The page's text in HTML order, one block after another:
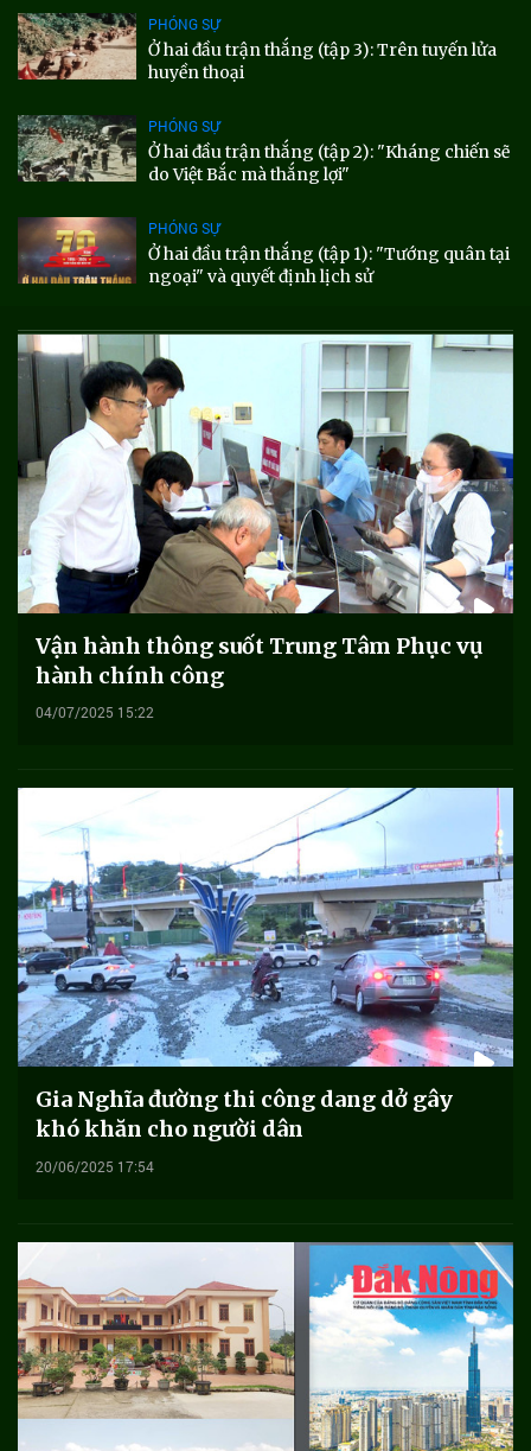
PHÓNG SỰ
Ở hai đầu trận thắng (tập 3): Trên tuyến lửa
huyền thoại
PHÓNG SỰ
Ở hai đầu trận thắng (tập 2): "Kháng chiến sẽ
do Việt Bắc mà thắng lợi"
PHÓNG SỰ
Ở hai đầu trận thắng (tập 1): "Tướng quân tại
ngoại" và quyết định lịch sử
Vận hành thông suốt Trung Tâm Phục vụ
hành chính công
04/07/2025 15:22
Gia Nghĩa đường thi công dang dở gây
khó khăn cho người dân
20/06/2025 17:54